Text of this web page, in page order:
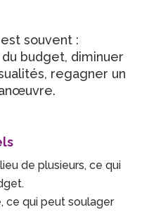
souvent :
budget, diminuer
regagner un
de plusieurs, ce qui
ce qui peut soulager